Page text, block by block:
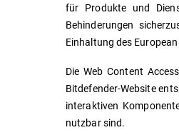
für Produkte und
Behinderungen
Einhaltung des
Die Web Content
Bitdefender-Website
interaktiven
nutzbar sind.